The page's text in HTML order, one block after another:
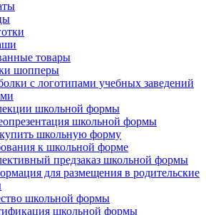
товары
шопперы
с логотипами учебных заведений
школьной формы
школьной формы
школьную форму
к школьной форме
предзаказ школьной формы
для размещения в родительские
школьной формы
школьной формы